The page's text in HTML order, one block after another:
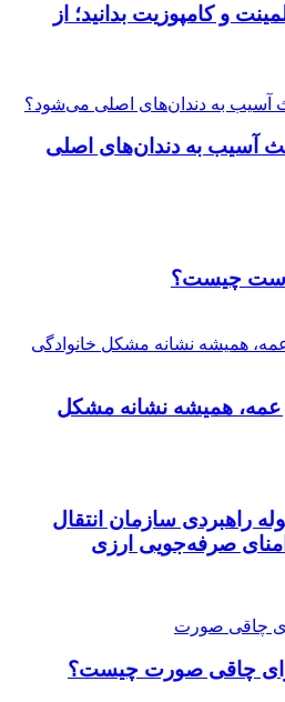
و کامپوزیت بدانید؛ از
آسیب به دندان‌های اصلی
چیست؟
عمه، همیشه نشانه مشکل
راهبردی سازمان انتقال
صرفه‌جویی ارزی
چاقی صورت چیست؟